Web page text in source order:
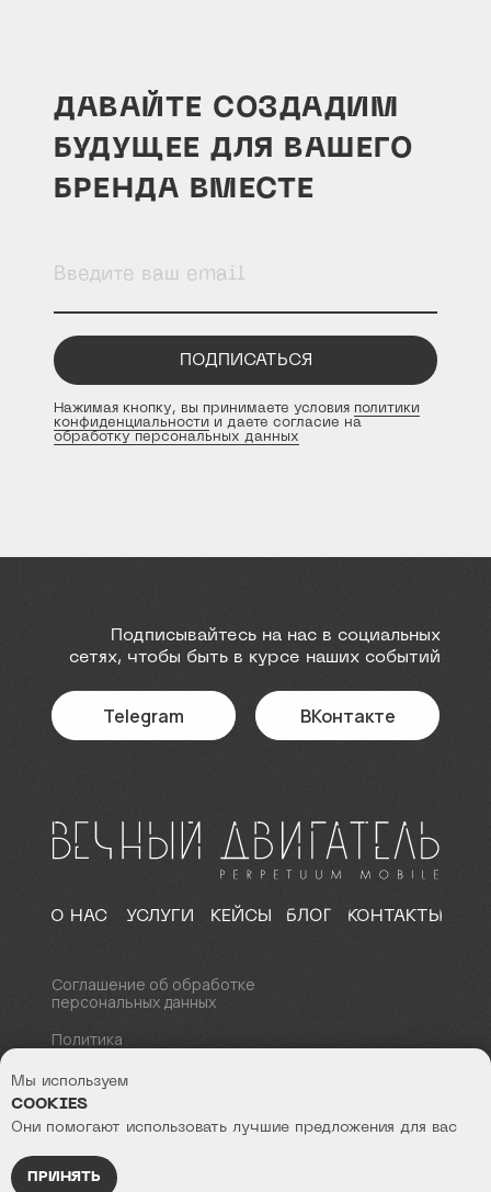
СОЗДАВАЙТЕ САЙТ ВМЕСТЕ
С ВЕЧНЫМ ДВИГАТЕЛЕМ
Мы используем
COOKIES
Они помогают использовать лучшие предложения для вас
ПРИНЯТЬ
ДАВАЙТЕ СОЗДАДИМ
БУДУЩЕЕ ДЛЯ ВАШЕГО
БРЕНДА ВМЕСТЕ
ПОДПИСАТЬСЯ
Нажимая кнопку, вы принимаете условия политики
конфиденциальности и даете согласие на
обработку персональных данных
Вечный двигатель Perpetuum Mobile
© 2017 - 2026 Все права
защищены
Соглашение об обработке
персональных данных
Политика
КОНТАКТЫ
БЛОГ
КЕЙСЫ
УСЛУГИ
О НАС
ВКонтакте
Подписывайтесь на нас в социальных
сетях, чтобы быть в курсе наших событий
Telegram